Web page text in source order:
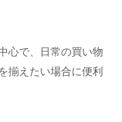
心で、日常の買い物
揃えたい場合に便利